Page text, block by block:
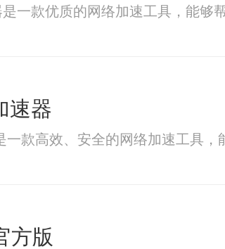
一款优质的网络加速工具，能够
速器
一款高效、安全的网络加速工具，
方版